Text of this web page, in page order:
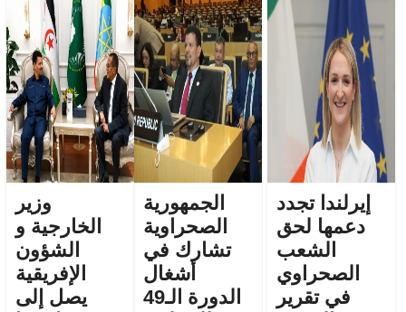
إيرلندا تجدد
دعمها لحق
الشعب
الصحراوي
في تقرير
الجمهورية
الصحراوية
تشارك في
أشغال
الدورة الـ49
وزير
الخارجية و
الشؤون
الإفريقية
يصل إلى